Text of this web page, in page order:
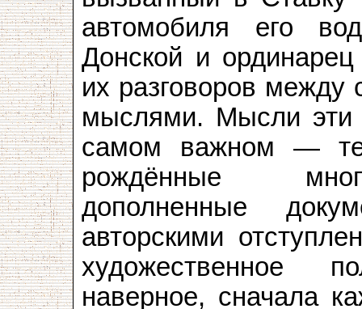
автомобиля его
Донской и
их разговоров между
мыслями. Мысли
самом важном —
рождённые
дополненные
авторскими
художественное
наверное, сначала